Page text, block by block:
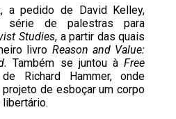
a pedido de David Kelley,
série de palestras para
Studies, a partir das quais
livro Reason and Value:
Também se juntou àFree
Richard Hammer, onde
projeto de esboçar um corpo